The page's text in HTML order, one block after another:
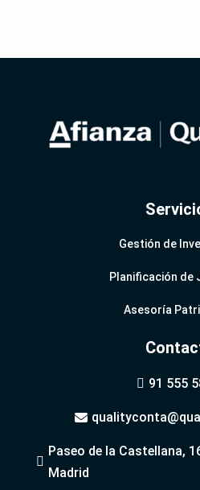
Gestión de
Planificación de
Asesoría
 91 555


Paseo de la Castellana,
Madrid